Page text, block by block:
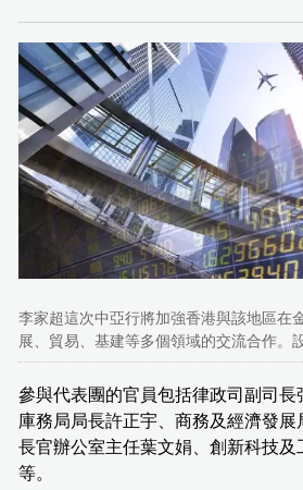
李家超這次中亞行將加強香港與該地區在
展、貿易、基建等多個領域的交流合作。
參與代表團的官員包括律政司副司長
庫務局局長許正宇、商務及經濟發展
長官辦公室主任葉文娟、創新科技及
等。